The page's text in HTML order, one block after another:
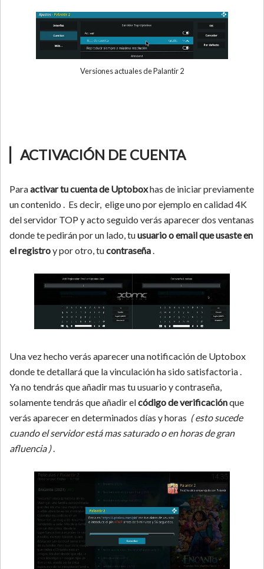
Versiones actuales de Palantir 2
▏ACTIVACIÓN DE CUENTA
Paraactivar tu cuenta de Uptoboxhas de iniciar previamente
un contenido . Es decir, elige uno por ejemplo en calidad 4K
del servidor TOP y acto seguido verás aparecer dos ventanas
donde te pedirán por un lado, tuusuario o email que usaste en
el registroy por otro, tucontraseña.
Una vez hecho verás aparecer una notificación de Uptobox
donde te detallará que la vinculación ha sido satisfactoria .
Ya no tendrás que añadir mas tu usuario y contraseña,
solamente tendrás que añadir elcódigo de verificaciónque
verás aparecer en determinados días y horas ( esto sucede
cuando el servidor está mas saturado o en horas de gran
afluencia ).